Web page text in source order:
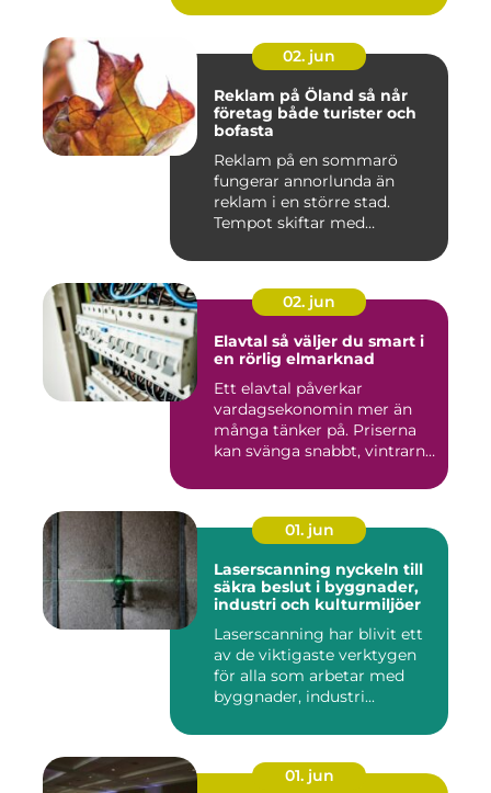
02. jun
Reklam på Öland så når
företag både turister och
bofasta
Reklam på en sommarö
fungerar annorlunda än
reklam i en större stad.
Tempot skiftar med
02. jun
Elavtal så väljer du smart i
en rörlig elmarknad
Ett elavtal påverkar
vardagsekonomin mer än
många tänker på. Priserna
kan svänga snabbt, vintrarna
01. jun
Laserscanning nyckeln till
säkra beslut i byggnader,
industri och kulturmiljöer
Laserscanning har blivit ett
av de viktigaste verktygen
för alla som arbetar med
byggnader, industri...
01. jun